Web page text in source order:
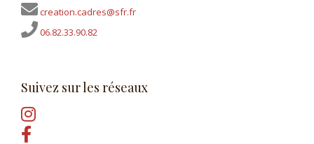
creation.cadres@sfr.fr
06.82.33.90.82
Suivez sur les réseaux